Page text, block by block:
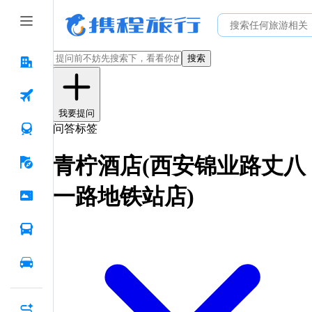
搜索
我要提问
问答标签
青柠酒店(西安锦业路丈八
一路地铁站店)